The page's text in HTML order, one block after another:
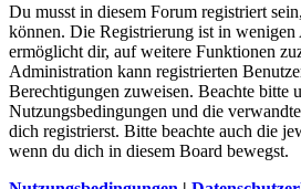
Du musst in diesem Forum registriert
können. Die Registrierung ist in
ermöglicht dir, auf weitere Funktionen
Administration kann registrierten
Berechtigungen zuweisen. Beachte bitte
Nutzungsbedingungen und die
dich registrierst. Bitte beachte auch die
wenn du dich in diesem Board bewegst.